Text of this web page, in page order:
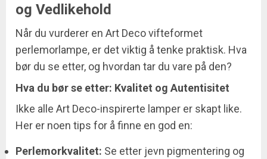
og Vedlikehold
Når du vurderer en Art Deco vifteformet
perlemorlampe, er det viktig å tenke praktisk. Hva
bør du se etter, og hvordan tar du vare på den?
Hva du bør se etter: Kvalitet og Autentisitet
Ikke alle Art Deco-inspirerte lamper er skapt like.
Her er noen tips for å finne en god en:
Perlemorkvalitet: Se etter jevn pigmentering og